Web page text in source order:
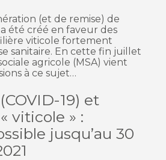
(et de remise) de
été créé en faveur des
viticole fortement
sanitaire. En cette fin juillet
agricole (MSA) vient
à ce sujet…
19) et
viticole » :
jusqu’au 30